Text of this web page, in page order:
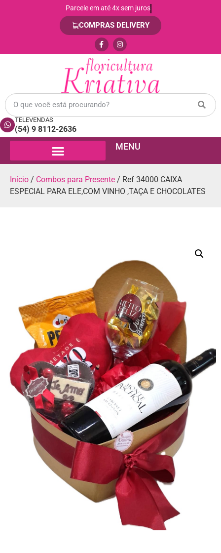
Compra 100% segura e tranquila
COMPRAS DELIVERY
TELEVENDAS
(54) 9 8112-2636
MENU
Início / Combos para Presente / Ref 34000 CAIXA
ESPECIAL PARA ELE,COM VINHO ,TAÇA E CHOCOLATES